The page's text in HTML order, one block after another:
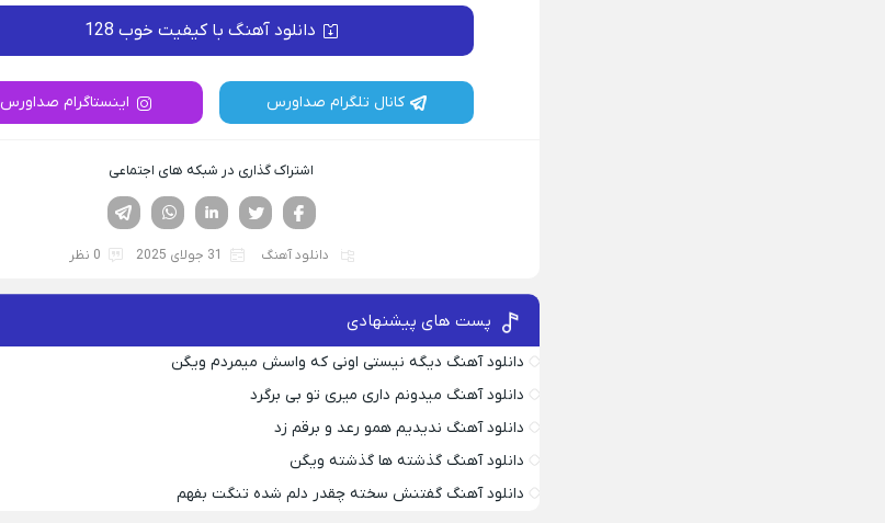
دانلود آهنگ با کیفیت خوب 128
کانال تلگرام صداورس اینستاگرام صداورس
اشتراک گذاری در شبکه های اجتماعی
لینکدین تویتر
فیسوک
دانلود آهنگ 31 جولای 2025 0 نظر
پست های پیشنهادی
دانلود آهنگ دیگه نیستی اونی که واسش میمردم ویگن
دانلود آهنگ میدونم داری میری تو بی برگرد
دانلود آهنگ ندیدیم همو رعد و برقم زد
دانلود آهنگ گذشته ها گذشته ویگن
دانلود آهنگ گفتنش سخته چقدر دلم شده تنگت بفهم